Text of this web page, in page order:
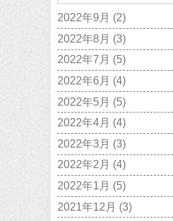
2022年9月 (2)
2022年8月 (3)
2022年7月 (5)
2022年6月 (4)
2022年5月 (5)
2022年4月 (4)
2022年3月 (3)
2022年2月 (4)
2022年1月 (5)
2021年12月 (3)